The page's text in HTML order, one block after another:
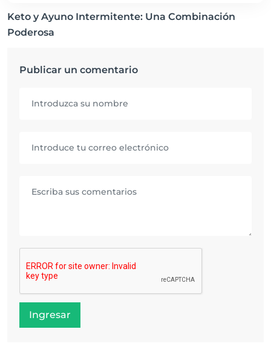
Keto y Ayuno Intermitente: Una Combinación
Poderosa
Publicar un comentario
Ingresar